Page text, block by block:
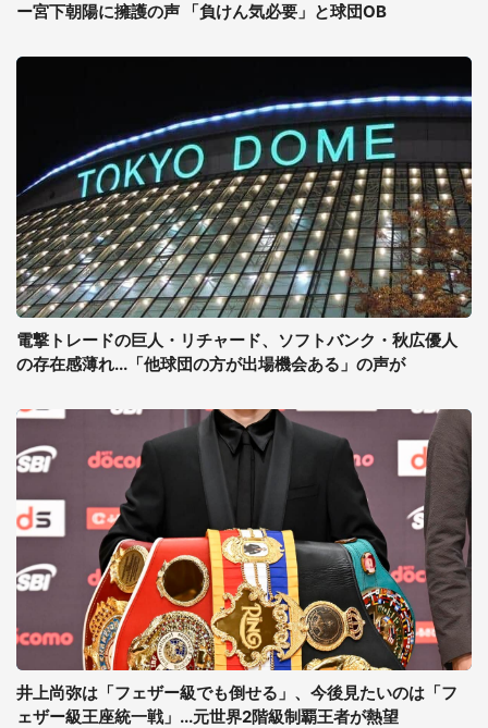
ー宮下朝陽に擁護の声 「負けん気必要」と球団OB
電撃トレードの巨人・リチャード、ソフトバンク・秋広優人
の存在感薄れ...「他球団の方が出場機会ある」の声が
井上尚弥は「フェザー級でも倒せる」、今後見たいのは「フ
ェザー級王座統一戦」...元世界2階級制覇王者が熱望